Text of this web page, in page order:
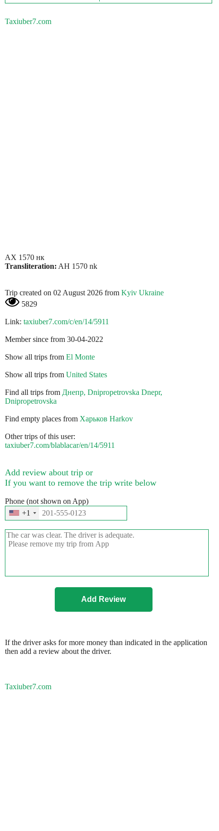
Taxiuber7.com
АХ 1570 нк
Transliteration: AH 1570 nk
Trip created on 02 August 2026 from Kyiv Ukraine
5829
Link: taxiuber7.com/c/en/14/5911
Member since from 30-04-2022
Show all trips from El Monte
Show all trips from United States
Find all trips from Днепр, Dnipropetrovska Dnepr,
Dnipropetrovska
Find empty places from Харьков Harkov
Other trips of this user:
taxiuber7.com/blablacar/en/14/5911
Add review about trip or
If you want to remove the trip write below
Phone (not shown on App)
+1
If the driver asks for more money than indicated in the application
then add a review about the driver.
Taxiuber7.com